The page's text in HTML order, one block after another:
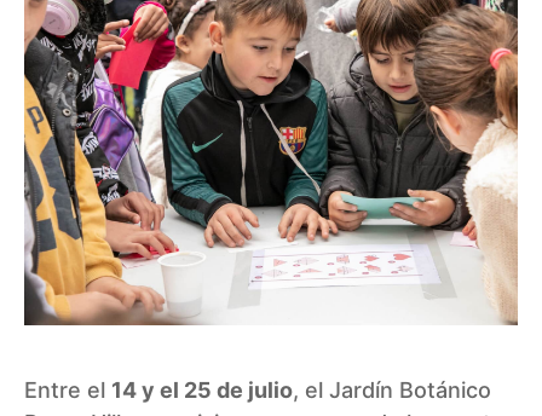
Entre el 14 y el 25 de julio, el Jardín Botánico